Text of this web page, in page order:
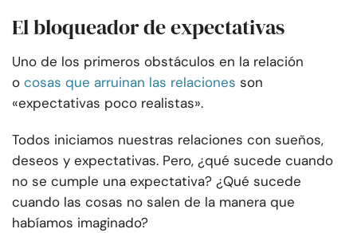
El bloqueador de expectativas
Uno de los primeros obstáculos en la relación
o cosas que arruinan las relaciones son
«expectativas poco realistas».
Todos iniciamos nuestras relaciones con sueños,
deseos y expectativas. Pero, ¿qué sucede cuando
no se cumple una expectativa? ¿Qué sucede
cuando las cosas no salen de la manera que
habíamos imaginado?